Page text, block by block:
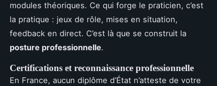
modules théoriques. Ce qui forge le praticien, c’est
la pratique : jeux de rôle, mises en situation,
feedback en direct. C’est là que se construit la
posture professionnelle.
Certifications et reconnaissance professionnelle
En France, aucun diplôme d’État n’atteste de votre